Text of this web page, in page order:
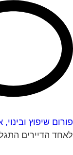
פורום שיפוץ ובינוי,
לאחד הדיירים